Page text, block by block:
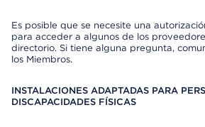
Es posible que se necesite una
para acceder a algunos de los
directorio. Si tiene alguna pregunta,
los Miembros.
INSTALACIONES ADAPTADAS PARA
DISCAPACIDADES FÍSICAS